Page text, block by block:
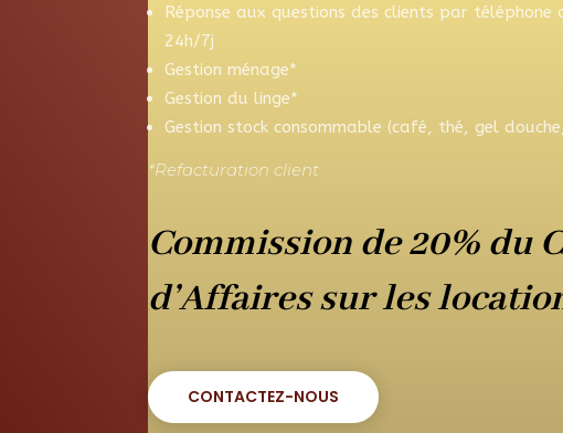
Réponse aux questions des clients par téléphone
24h/7j
Gestion ménage*
Gestion du linge*
Gestion stock consommable (café, thé, gel
*Refacturation client
Commission de 20% du
d’Affaires sur les
CONTACTEZ-NOUS